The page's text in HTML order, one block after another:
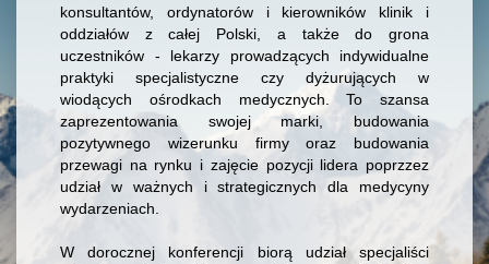
konsultantów, ordynatorów i kierowników klinik i
oddziałów z całej Polski, a także do grona
uczestników - lekarzy prowadzących indywidualne
praktyki specjalistyczne czy dyżurujących w
wiodących ośrodkach medycznych. To szansa
zaprezentowania swojej marki, budowania
pozytywnego wizerunku firmy oraz budowania
przewagi na rynku i zajęcie pozycji lidera poprzzez
udział w ważnych i strategicznych dla medycyny
wydarzeniach.
W dorocznej konferencji biorą udział specjaliści